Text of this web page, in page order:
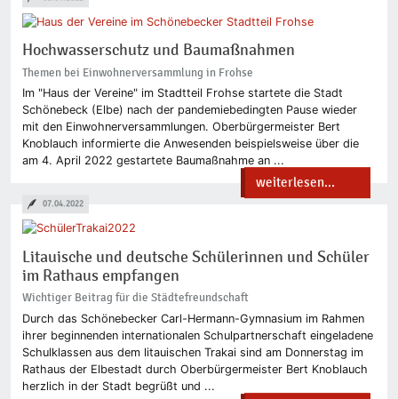
Hochwasserschutz und Baumaßnahmen
Themen bei Einwohnerversammlung in Frohse
Im "Haus der Vereine" im Stadtteil Frohse startete die Stadt
Schönebeck (Elbe) nach der pandemiebedingten Pause wieder
mit den Einwohnerversammlungen. Oberbürgermeister Bert
Knoblauch informierte die Anwesenden beispielsweise über die
am 4. April 2022 gestartete Baumaßnahme an ...
weiterlesen...
Litauische und deutsche Schülerinnen und Schüler
im Rathaus empfangen
Wichtiger Beitrag für die Städtefreundschaft
Durch das Schönebecker Carl-Hermann-Gymnasium im Rahmen
ihrer beginnenden internationalen Schulpartnerschaft eingeladene
Schulklassen aus dem litauischen Trakai sind am Donnerstag im
Rathaus der Elbestadt durch Oberbürgermeister Bert Knoblauch
herzlich in der Stadt begrüßt und ...
07.04.2022